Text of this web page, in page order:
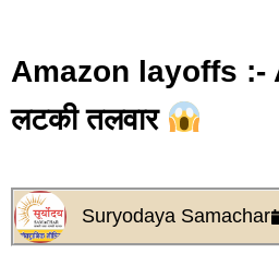
Amazon layoffs :-
लटकी तलवार
Suryodaya Samachar